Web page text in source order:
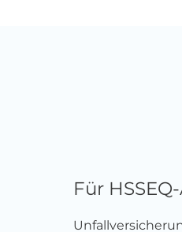
Für